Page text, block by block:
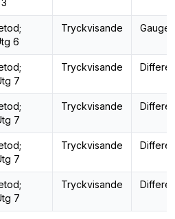
6
Tryckvisande
7
Tryckvisande
7
Tryckvisande
7
Tryckvisande
7
Tryckvisande